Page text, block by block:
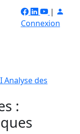
|
Connexion
Analyse des
: